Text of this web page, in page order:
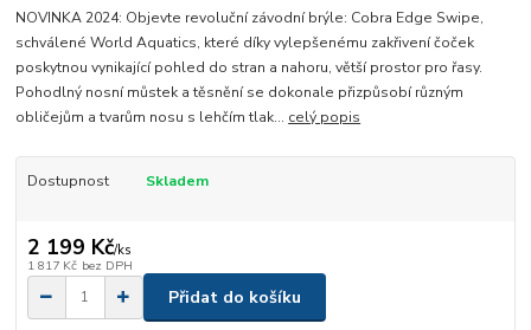
NOVINKA 2024: Objevte revoluční závodní brýle: Cobra Edge Swipe,
schválené World Aquatics, které díky vylepšenému zakřivení čoček
poskytnou vynikající pohled do stran a nahoru, větší prostor pro řasy.
Pohodlný nosní můstek a těsnění se dokonale přizpůsobí různým
obličejům a tvarům nosu s lehčím tlak... celý popis
Dostupnost Skladem
2 199 Kč/ks
1 817 Kč bez DPH
Přidat do košíku